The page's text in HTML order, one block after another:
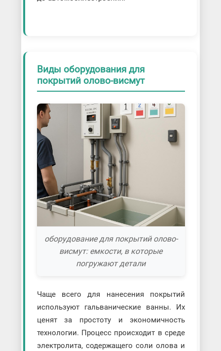
Виды оборудования для
покрытий олово-висмут
оборудование для покрытий олово-
висмут: емкости, в которые
погружают детали
Чаще всего для нанесения покрытий
используют гальванические ванны. Их
ценят за простоту и экономичность
технологии. Процесс происходит в среде
электролита, содержащего соли олова и